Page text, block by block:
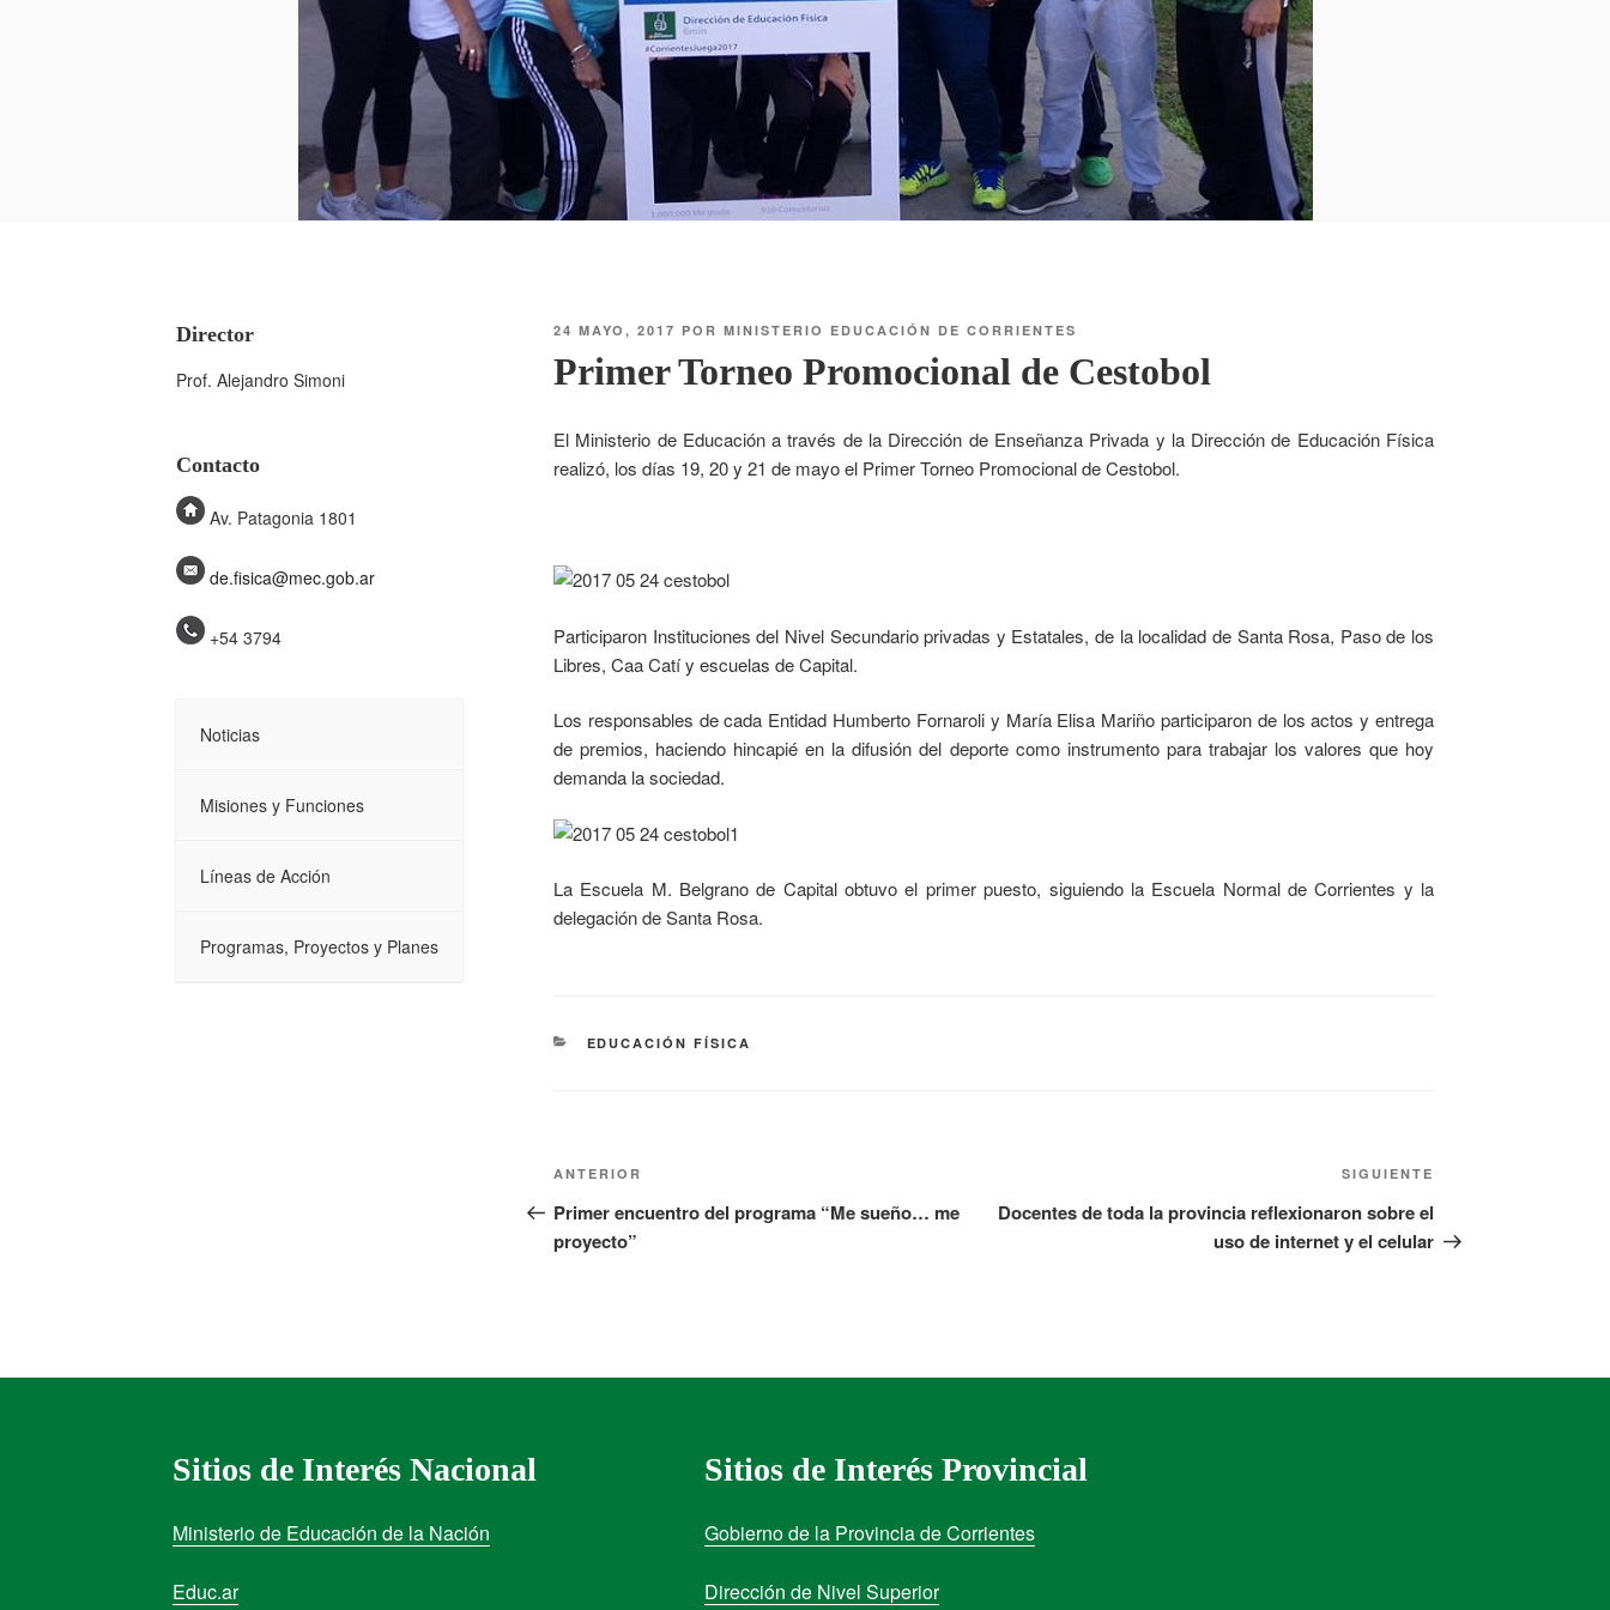
24 MAYO, 2017 POR MINISTERIO EDUCACIÓN DE CORRIENTES
Primer Torneo Promocional de Cestobol
El Ministerio de Educación a través de la Dirección de Enseñanza Privada y la Dirección de Educación Física
realizó, los días 19, 20 y 21 de mayo el Primer Torneo Promocional de Cestobol.
Participaron Instituciones del Nivel Secundario privadas y Estatales, de la localidad de Santa Rosa, Paso de los
Libres, Caa Catí y escuelas de Capital.
Los responsables de cada Entidad Humberto Fornaroli y María Elisa Mariño participaron de los actos y entrega
de premios, haciendo hincapié en la difusión del deporte como instrumento para trabajar los valores que hoy
demanda la sociedad.
La Escuela M. Belgrano de Capital obtuvo el primer puesto, siguiendo la Escuela Normal de Corrientes y la
delegación de Santa Rosa.
EDUCACIÓN FÍSICA
ANTERIOR
Primer encuentro del programa “Me sueño… me
proyecto”
SIGUIENTE
Docentes de toda la provincia reflexionaron sobre el
uso de internet y el celular
Director
Prof. Alejandro Simoni
Contacto
Av. Patagonia 1801
de.fisica@mec.gob.ar
+54 3794
Noticias
Misiones y Funciones
Líneas de Acción
Programas, Proyectos y Planes
Sitios de Interés Nacional
Ministerio de Educación de la Nación
Educ.ar
Sitios de Interés Provincial
Gobierno de la Provincia de Corrientes
Dirección de Nivel Superior